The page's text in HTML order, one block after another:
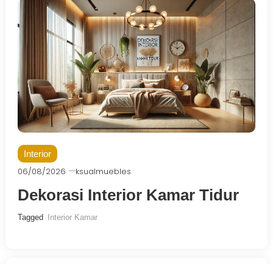
Interior
06/08/2026 ksualmuebles
Dekorasi Interior Kamar Tidur
Tagged Interior Kamar